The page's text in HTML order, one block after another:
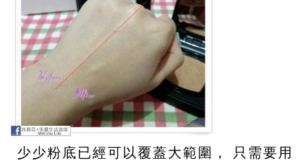
少少粉底已經可以覆蓋大範圍， 只需要用